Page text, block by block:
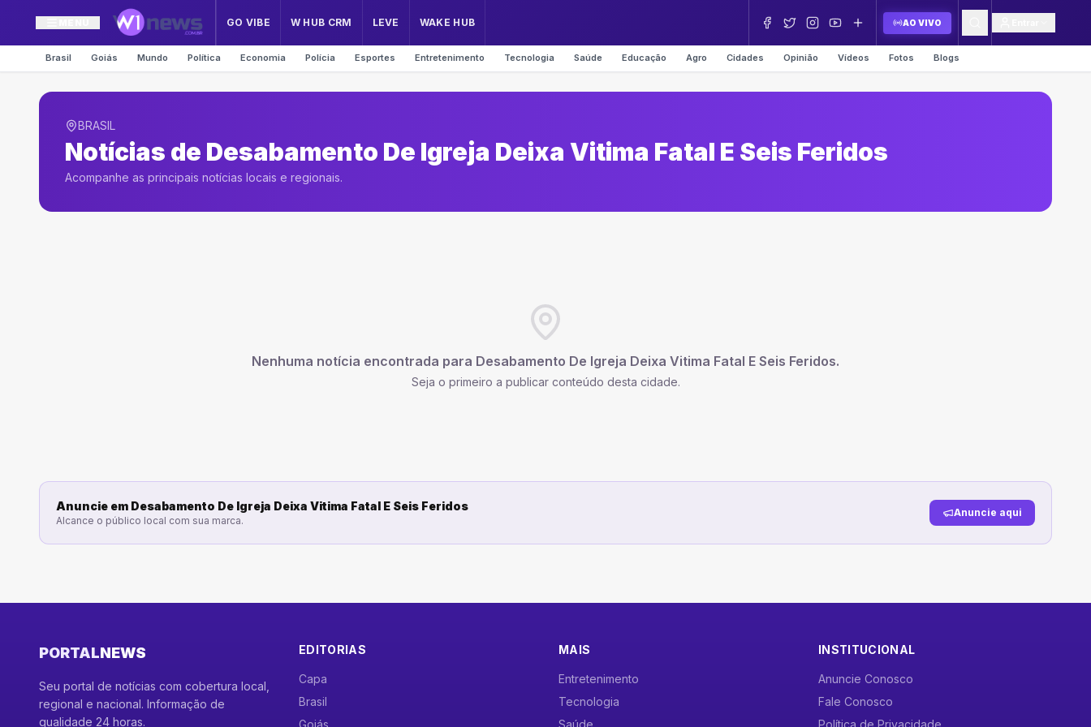
GO VIBE W HUB CRM LEVE WAKE HUB AO VIVO
Brasil Goiás Mundo Política Economia Polícia Esportes Entretenimento Tecnologia Saúde Educação Agro Cidades Opinião Vídeos Fotos Blogs
BRASIL
Notícias de Desabamento De Igreja Deixa Vitima Fatal E Seis Feridos
Acompanhe as principais notícias locais e regionais.
Nenhuma notícia encontrada para Desabamento De Igreja Deixa Vitima Fatal E Seis Feridos.
Seja o primeiro a publicar conteúdo desta cidade.
Anuncie em Desabamento De Igreja Deixa Vitima Fatal E Seis Feridos
Alcance o público local com sua marca.
Anuncie aqui
PORTALNEWS
Seu portal de notícias com cobertura local,
regional e nacional. Informação de
qualidade 24 horas.
EDITORIAS
Capa
Brasil
Goiás
MAIS
Entretenimento
Tecnologia
Saúde
INSTITUCIONAL
Anuncie Conosco
Fale Conosco
Política de Privacidade